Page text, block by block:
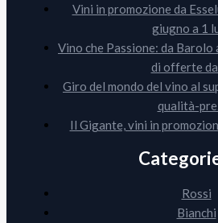
Vini in promozione da
giugno a 1
Vino che Passione: da Barolo
di offerte
Giro del mondo del vino al
qualità-
Il Gigante, vini in
Rossi
Bianchi